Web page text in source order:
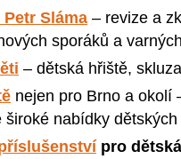
Sláma – revize a
sporáků a
– dětská hřiště,
nejen pro Brno a
široké nabídky
pro